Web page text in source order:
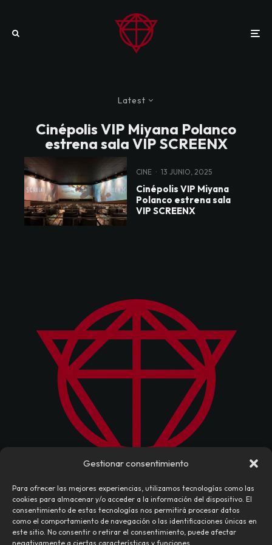
Gestionar consentimiento
Para ofrecer las mejores experiencias, utilizamos tecnologías como las
cookies para almacenar y/o acceder a la información del dispositivo. El
consentimiento de estas tecnologías nos permitirá procesar datos
como el comportamiento de navegación o las identificaciones únicas en
este sitio. No consentir o retirar el consentimiento, puede afectar
negativamente a ciertas características y funciones.
Latest
Cinépolis VIP Miyana Polanco
estrena sala VIP SCREENX
CINE · 13 JUNIO, 2025
Cinépolis VIP Miyana
Polanco estrena sala
VIP SCREENX